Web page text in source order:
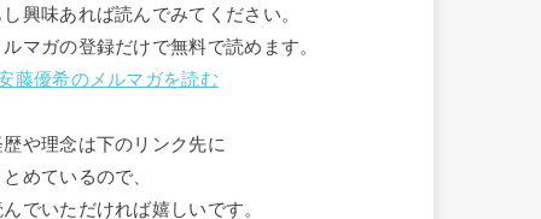
し興味あれば読んでみてください。
ルマガの登録だけで無料で読めます。
藤優希のメルマガを読む
歴や理念は下のリンク先に
とめているので、
んでいただければ嬉しいです。